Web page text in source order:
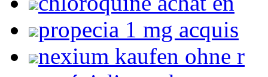
propecia 1 mg acquis
nexium kaufen ohne r